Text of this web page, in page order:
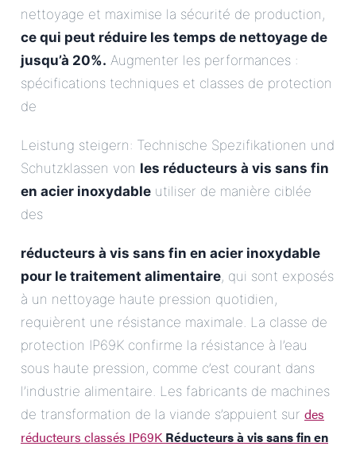
nettoyage et maximise la sécurité de production,
ce qui peut réduire les temps de nettoyage de
jusqu’à 20%. Augmenter les performances :
spécifications techniques et classes de protection
de
Leistung steigern: Technische Spezifikationen und
Schutzklassen von les réducteurs à vis sans fin
en acier inoxydable utiliser de manière ciblée
des
réducteurs à vis sans fin en acier inoxydable
pour le traitement alimentaire, qui sont exposés
à un nettoyage haute pression quotidien,
requièrent une résistance maximale. La classe de
protection IP69K confirme la résistance à l’eau
sous haute pression, comme c’est courant dans
l’industrie alimentaire. Les fabricants de machines
de transformation de la viande s’appuient sur des
réducteurs classés IP69KRéducteurs à vis sans fin en